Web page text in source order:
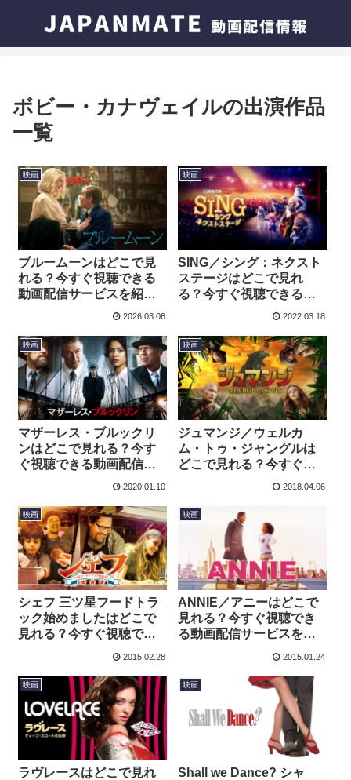
ボビー・カナヴェイルの出演作品
一覧
映画
ブルームーンはどこで見
れる？今すぐ視聴できる
動画配信サービスを紹
2026.03.06
映画
SING／シング：ネクスト
ステージはどこで見れ
る？今すぐ視聴できる動
画配信サービスを紹介！
2022.03.18
映画
マザーレス・ブルックリ
ンはどこで見れる？今す
ぐ視聴できる動画配信サ
2020.01.10
映画
ジュマンジ／ウェルカ
ム・トゥ・ジャングルは
どこで見れる？今すぐ視
聴できる動画配信サービ
2018.04.06
映画
シェフ 三ツ星フードトラ
ック始めましたはどこで
見れる？今すぐ視聴でき
2015.02.28
映画
ANNIE／アニーはどこで
見れる？今すぐ視聴でき
る動画配信サービスを紹
2015.01.24
映画
ラヴレースはどこで見れ
映画
Shall we Dance? シャ